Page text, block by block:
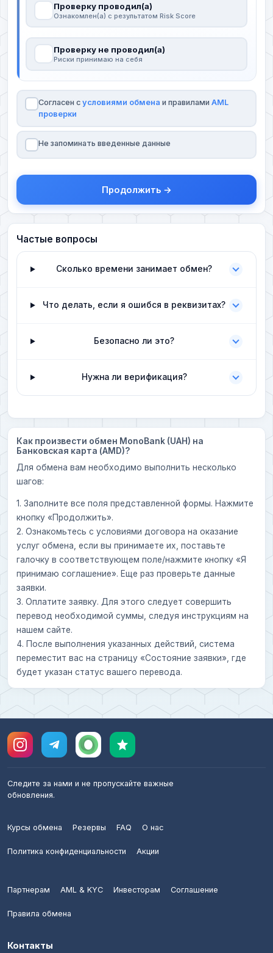
Проверку проводил(а)
Ознакомлен(а) с результатом Risk Score
Проверку не проводил(а)
Риски принимаю на себя
Согласен с условиями обмена и правилами AML
проверки
Не запоминать введенные данные
Продолжить →
Частые вопросы
Сколько времени занимает обмен?
Что делать, если я ошибся в реквизитах?
Безопасно ли это?
Нужна ли верификация?
Как произвести обмен MonoBank (UAH) на
Банковская карта (AMD)?
Для обмена вам необходимо выполнить несколько
шагов:
1. Заполните все поля представленной формы. Нажмите
кнопку «Продолжить».
2. Ознакомьтесь с условиями договора на оказание
услуг обмена, если вы принимаете их, поставьте
галочку в соответствующем поле/нажмите кнопку «Я
принимаю соглашение». Еще раз проверьте данные
заявки.
3. Оплатите заявку. Для этого следует совершить
перевод необходимой суммы, следуя инструкциям на
нашем сайте.
4. После выполнения указанных действий, система
переместит вас на страницу «Состояние заявки», где
будет указан статус вашего перевода.
Следите за нами и не пропускайте важные
обновления.
Курсы обмена Резервы FAQ О нас
Политика конфиденциальности Акции
Партнерам AML & KYC Инвесторам Соглашение
Правила обмена
Контакты